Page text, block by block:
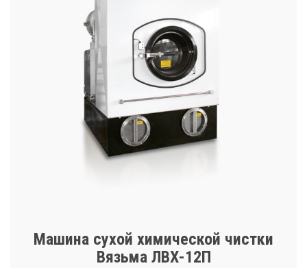
Машина сухой химической чистки
Вязьма ЛВХ-12П